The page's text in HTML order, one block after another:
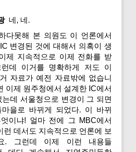
네, 네.
다못해 본 의원도 이 언론에서
변경된 것에 대해서 의혹이 생
제 지속적으로 이제 전화를 받
데 이거를 명확하게 저도 이
자료가 예전 자료밖에 없습니
이제 원주청에서 설계한 IC에서
데 서울청으로 변경이 그 되면
을로 바뀌게 되었다. 이 바뀌
이냐! 얼마 전에 그 MBC에서
런 데서도 지속적으로 언론에 보
. 그런데 이제 이런 내용들